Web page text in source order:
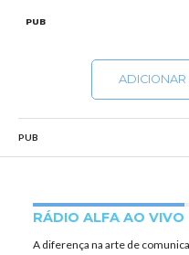
PUB
ADICIONAR
PUB
RÁDIO ALFA AO VIVO
A diferença na arte de